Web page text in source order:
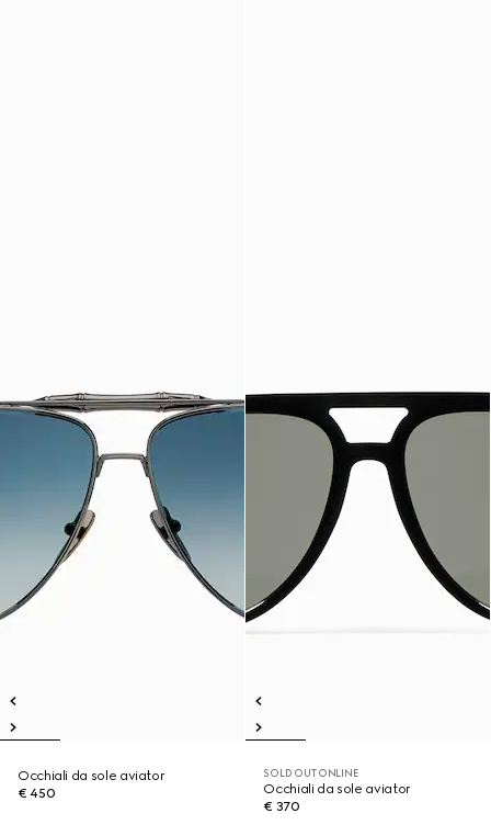
Occhiali da sole aviator
€ 450
SOLD OUT ONLINE
Occhiali da sole aviator
€ 370